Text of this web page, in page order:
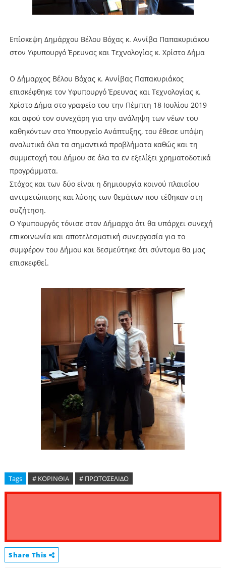
Επίσκεψη Δημάρχου Βέλου Βόχας κ. Αννίβα Παπακυριάκου
στον Υφυπουργό Έρευνας και Τεχνολογίας κ. Χρίστο Δήμα
Ο Δήμαρχος Βέλου Βόχας κ. Αννίβας Παπακυριάκος
επισκέφθηκε τον Υφυπουργό Έρευνας και Τεχνολογίας κ.
Χρίστο Δήμα στο γραφείο του την Πέμπτη 18 Ιουλίου 2019
και αφού τον συνεχάρη για την ανάληψη των νέων του
καθηκόντων στο Υπουργείο Ανάπτυξης, του έθεσε υπόψη
αναλυτικά όλα τα σημαντικά προβλήματα καθώς και τη
συμμετοχή του Δήμου σε όλα τα εν εξελίξει χρηματοδοτικά
προγράμματα.
Στόχος και των δύο είναι η δημιουργία κοινού πλαισίου
αντιμετώπισης και λύσης των θεμάτων που τέθηκαν στη
συζήτηση.
Ο Υφυπουργός τόνισε στον Δήμαρχο ότι θα υπάρχει συνεχή
επικοινωνία και αποτελεσματική συνεργασία για το
συμφέρον του Δήμου και δεσμεύτηκε ότι σύντομα θα μας
επισκεφθεί.
Tags # ΚΟΡΙΝΘΙΑ # ΠΡΩΤΟΣΕΛΙΔΟ
Share This